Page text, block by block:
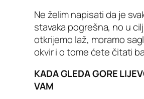
Ne želim napisati da je
stavaka pogrešna, no u
otkrijemo laž, moramo
okvir i o tome ćete čitati
KADA GLEDA GORE
VAM